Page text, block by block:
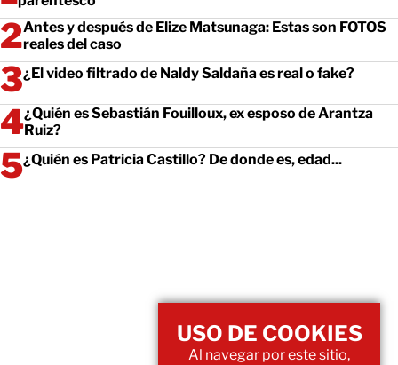
Antes y después de Elize Matsunaga: Estas son FOTOS
reales del caso
¿El video filtrado de Naldy Saldaña es real o fake?
¿Quién es Sebastián Fouilloux, ex esposo de Arantza
Ruiz?
¿Quién es Patricia Castillo? De donde es, edad...
USO DE COOKIES
Al navegar por este sitio,